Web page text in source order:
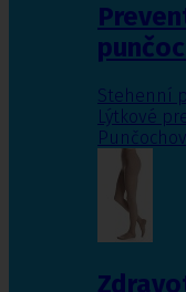
Stehenní
Lýtkové